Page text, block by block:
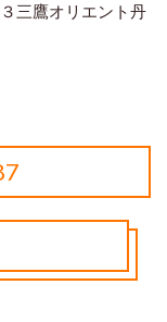
三鷹オリエント丹